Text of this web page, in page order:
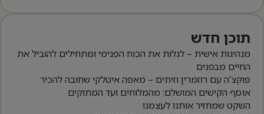
תוכן חדש
מנהיגות אישית – לגלות את הכוח הפנימי ומתחילים להוביל את
החיים מבפנים
פוקצ’ה עם רוזמרין וזיתים – מאפה איטלקי שחובה להכיר
אוסף הקישים המושלם: מהמלוחים ועד המתוקים
השקט שמחזיר אותנו לעצמנו